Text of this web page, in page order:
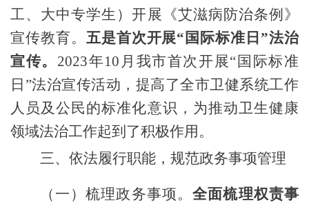
工、大中专学生）开展《艾滋病防治条例》
宣传教育。 五是首次开展“国际标准日”法治
宣传。 2023年10月我市首次开展“国际标准
日”法治宣传活动，提高了全市卫健系统工作
人员及公民的标准化意识，为推动卫生健康
领域法治工作起到了积极作用。
三、 依法履行职能，规范政务事项管理
（一）梳理政务事项。全面梳理权责事